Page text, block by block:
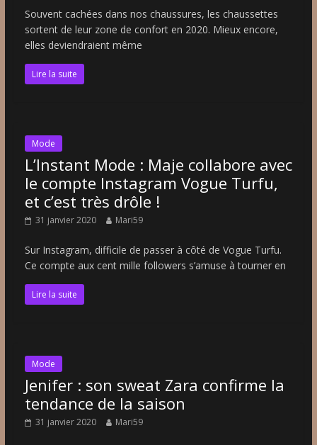
Souvent cachées dans nos chaussures, les chaussettes
sortent de leur zone de confort en 2020. Mieux encore,
elles deviendraient même
Lire la suite
Mode
L’Instant Mode : Maje collabore avec
le compte Instagram Vogue Turfu,
et c’est très drôle !
31 janvier 2020 Mari59
Sur Instagram, difficile de passer à côté de Vogue Turfu.
Ce compte aux cent mille followers s’amuse à tourner en
Lire la suite
Mode
Jenifer : son sweat Zara confirme la
tendance de la saison
31 janvier 2020 Mari59